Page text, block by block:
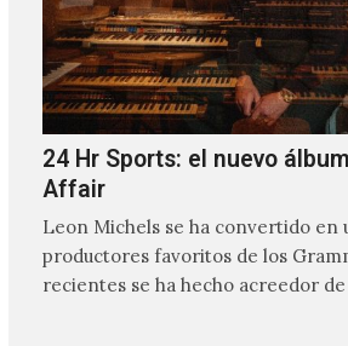
24 Hr Sports: el nuevo
Affair
Leon Michels se ha convertido en
productores favoritos de los
recientes se ha hecho acreedor